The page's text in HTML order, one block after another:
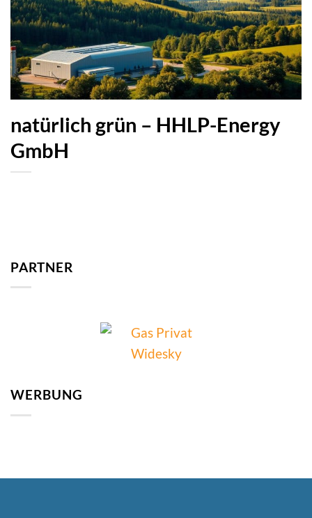
natürlich grün – HHLP-Energy
GmbH
PARTNER
WERBUNG